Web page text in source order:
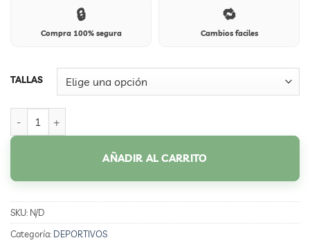
🔒
Compra 100% segura
🔁
Cambios faciles
TALLAS
AÑADIR AL CARRITO
SKU: N/D
Categoría: DEPORTIVOS